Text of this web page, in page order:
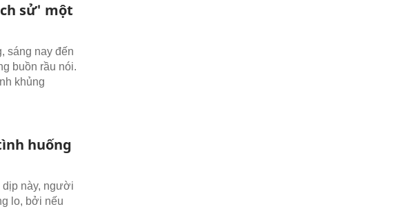
sử' một
sáng nay đến
buồn rầu nói.
khủng
huống
dịp này, người
lo, bởi nếu